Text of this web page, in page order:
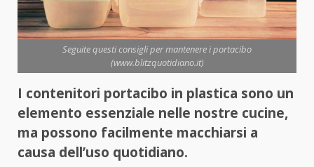
Seguite questi consigli per mantenere i portacibo
(www.blitzquotidiano.it)
I contenitori portacibo in plastica sono un
elemento essenziale nelle nostre cucine,
ma possono facilmente macchiarsi a
causa dell’uso quotidiano.